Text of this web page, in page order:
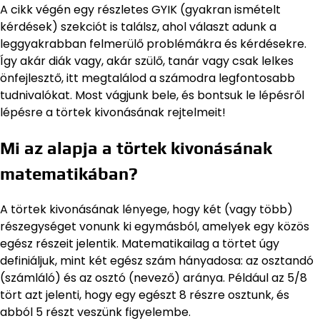
A cikk végén egy részletes GYIK (gyakran ismételt
kérdések) szekciót is találsz, ahol választ adunk a
leggyakrabban felmerülő problémákra és kérdésekre.
Így akár diák vagy, akár szülő, tanár vagy csak lelkes
önfejlesztő, itt megtalálod a számodra legfontosabb
tudnivalókat. Most vágjunk bele, és bontsuk le lépésről
lépésre a törtek kivonásának rejtelmeit!
Mi az alapja a törtek kivonásának
matematikában?
A törtek kivonásának lényege, hogy két (vagy több)
részegységet vonunk ki egymásból, amelyek egy közös
egész részeit jelentik. Matematikailag a törtet úgy
definiáljuk, mint két egész szám hányadosa: az osztandó
(számláló) és az osztó (nevező) aránya. Például az 5/8
tört azt jelenti, hogy egy egészt 8 részre osztunk, és
abból 5 részt veszünk figyelembe.